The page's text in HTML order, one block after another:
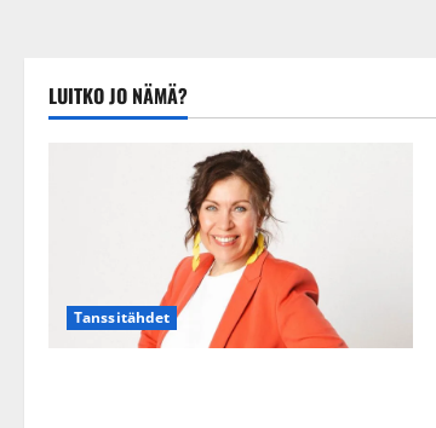
LUITKO JO NÄMÄ?
Tanssitähdet